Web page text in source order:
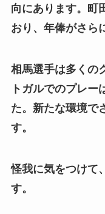
向にあります。町
おり、年俸がさら
相馬選手は多くの
トガルでのプレー
た。新たな環境で
す。
怪我に気をつけて
す。